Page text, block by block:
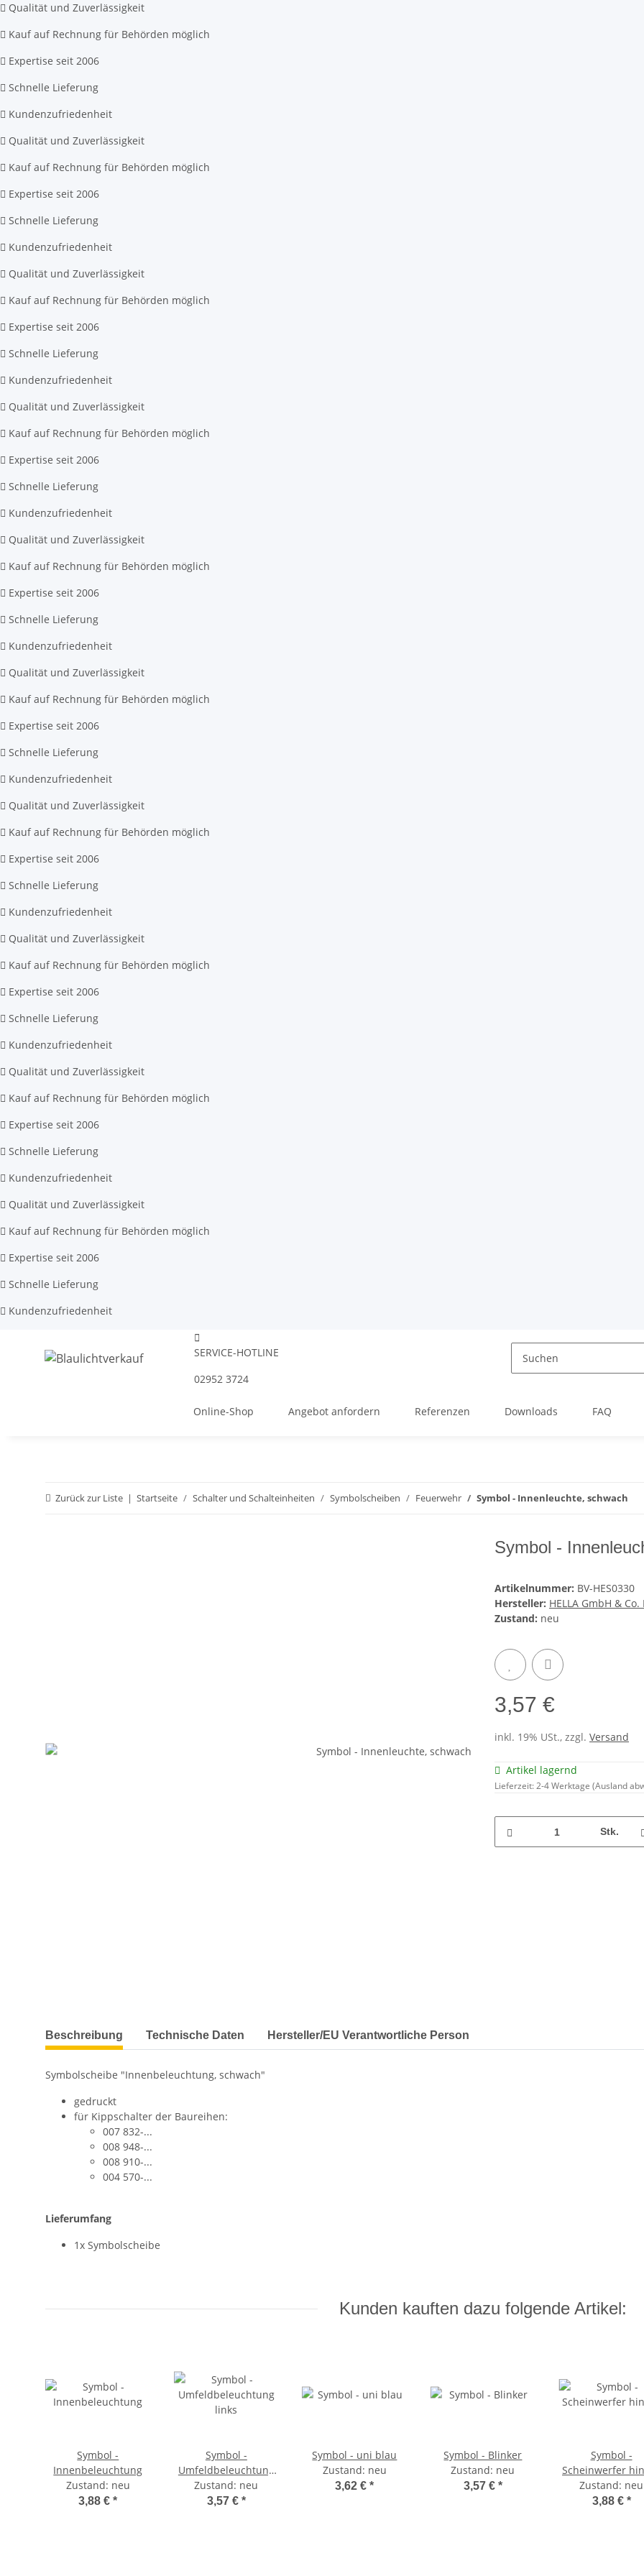
Qualität und Zuverlässigkeit
Kauf auf Rechnung für Behörden möglich
Expertise seit 2006
Schnelle Lieferung
Kundenzufriedenheit
Qualität und Zuverlässigkeit
Kauf auf Rechnung für Behörden möglich
Expertise seit 2006
Schnelle Lieferung
Kundenzufriedenheit
Qualität und Zuverlässigkeit
Kauf auf Rechnung für Behörden möglich
Expertise seit 2006
Schnelle Lieferung
Kundenzufriedenheit
Qualität und Zuverlässigkeit
Kauf auf Rechnung für Behörden möglich
Expertise seit 2006
Schnelle Lieferung
Kundenzufriedenheit
Qualität und Zuverlässigkeit
Kauf auf Rechnung für Behörden möglich
Expertise seit 2006
Schnelle Lieferung
Kundenzufriedenheit
Qualität und Zuverlässigkeit
Kauf auf Rechnung für Behörden möglich
Expertise seit 2006
Schnelle Lieferung
Kundenzufriedenheit
Qualität und Zuverlässigkeit
Kauf auf Rechnung für Behörden möglich
Expertise seit 2006
Schnelle Lieferung
Kundenzufriedenheit
Qualität und Zuverlässigkeit
Kauf auf Rechnung für Behörden möglich
Expertise seit 2006
Schnelle Lieferung
Kundenzufriedenheit
Qualität und Zuverlässigkeit
Kauf auf Rechnung für Behörden möglich
Expertise seit 2006
Schnelle Lieferung
Kundenzufriedenheit
Qualität und Zuverlässigkeit
Kauf auf Rechnung für Behörden möglich
Expertise seit 2006
Schnelle Lieferung
Kundenzufriedenheit
SERVICE-HOTLINE
02952 3724
Online-Shop Angebot anfordern Referenzen Downloads FAQ
Zurück zur Liste Startseite Schalter und Schalteinheiten Symbolscheiben Feuerwehr Symbol - Innenleuchte, schwach
Symbol -
Artikelnummer: BV-HES0330
Hersteller: HELLA GmbH & Co.
Zustand: neu
3,57 €
inkl. 19% USt., zzgl. Versand
Artikel lagernd
Lieferzeit:2-4 Werktage (Ausland
Stk.
Beschreibung Technische Daten Hersteller/EU Verantwortliche Person
Symbolscheibe "Innenbeleuchtung, schwach"
gedruckt
für Kippschalter der Baureihen:
007 832-...
008 948-...
008 910-...
004 570-...
Lieferumfang
1x Symbolscheibe
Kunden kauften dazu folgende Artikel:
Symbol -
Innenbeleuchtung
Zustand: neu
3,88 €*
Symbol -
Umfeldbeleuchtung
links
Zustand: neu
3,57 € *
Symbol - uni blau
Zustand: neu
3,62 €*
Symbol - Blinker
Zustand: neu
3,57 € *
Symbol -
Scheinwerfer
Zustand: neu
3,88 € *